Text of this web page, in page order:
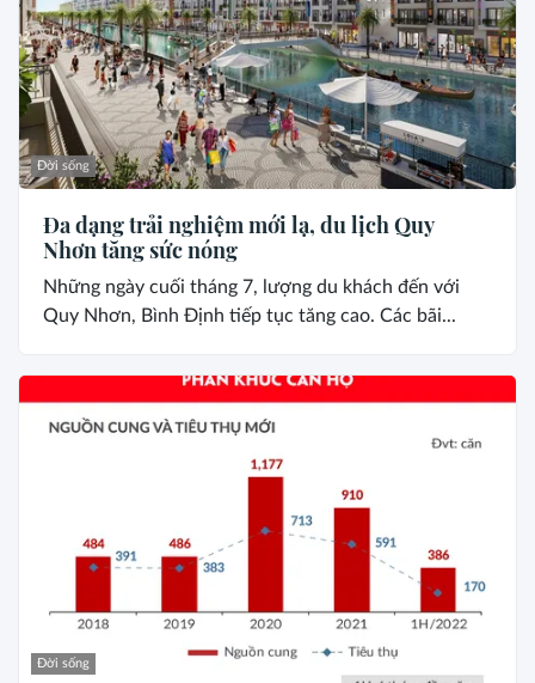
Đời sống
Đa dạng trải nghiệm mới lạ, du lịch Quy
Nhơn tăng sức nóng
Những ngày cuối tháng 7, lượng du khách đến với
Quy Nhơn, Bình Định tiếp tục tăng cao. Các bãi...
Đời sống